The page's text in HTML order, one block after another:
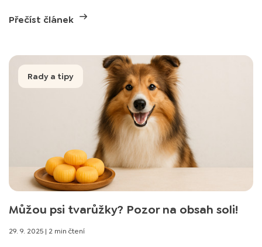
Přečíst článek
Rady a tipy
Můžou psi tvarůžky? Pozor na obsah soli!
29. 9. 2025 | 2 min čtení